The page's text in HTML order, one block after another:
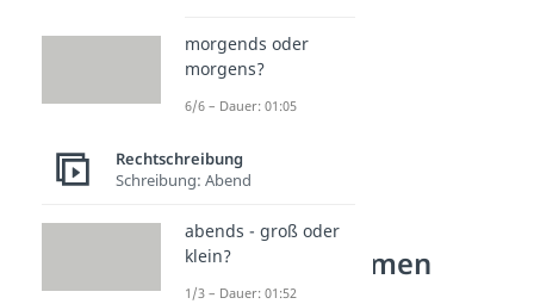
Hallo zusammen
morgends oder
morgens?
6/6 – Dauer: 01:05
Rechtschreibung
Schreibung: Abend
abends - groß oder
klein?
1/3 – Dauer: 01:52